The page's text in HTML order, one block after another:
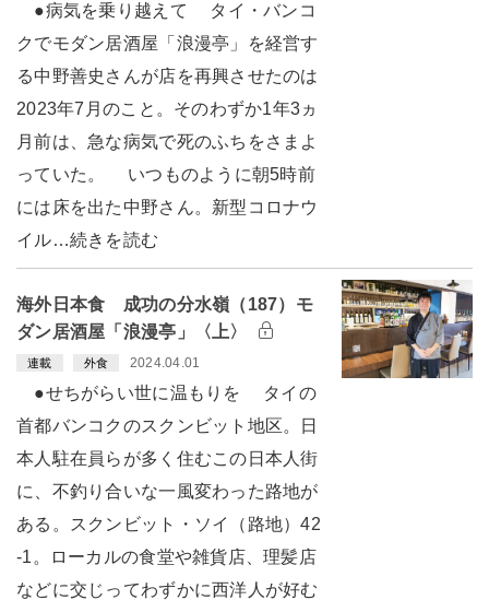
●病気を乗り越えて タイ・バンコ
クでモダン居酒屋「浪漫亭」を経営す
る中野善史さんが店を再興させたのは
2023年7月のこと。そのわずか1年3ヵ
月前は、急な病気で死のふちをさまよ
っていた。 いつものように朝5時前
には床を出た中野さん。新型コロナウ
イル…続きを読む
海外日本食 成功の分水嶺（187）モ
ダン居酒屋「浪漫亭」〈上〉
連載 外食 2024.04.01
●せちがらい世に温もりを タイの
首都バンコクのスクンビット地区。日
本人駐在員らが多く住むこの日本人街
に、不釣り合いな一風変わった路地が
ある。スクンビット・ソイ（路地）42
-1。ローカルの食堂や雑貨店、理髪店
などに交じってわずかに西洋人が好む